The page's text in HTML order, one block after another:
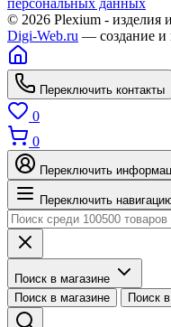
персональных данных
© 2026 Plexium - изделия
Digi-Web.ru — создание и
Переключить контакты
0
0
Переключить
Переключить
Поиск в магазине
Поиск в магазине
Поиск